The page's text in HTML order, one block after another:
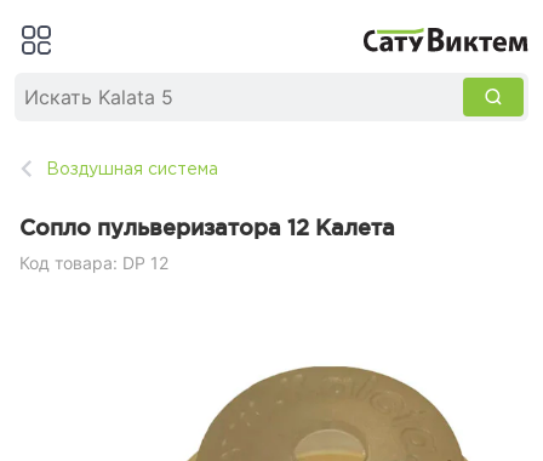
Воздушная система
Сопло пульверизатора 12 Калета
Код товара: DP 12